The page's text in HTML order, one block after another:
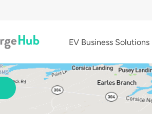
EV Business Solutions